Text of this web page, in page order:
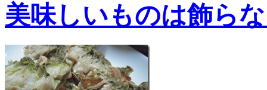
美味しいものは飾ら